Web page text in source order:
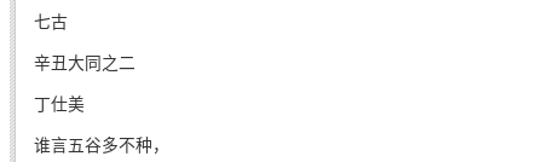
七古
辛丑大同之二
丁仕美
谁言五谷多不种，